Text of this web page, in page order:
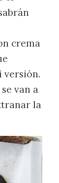
crema
versión.
van a
la